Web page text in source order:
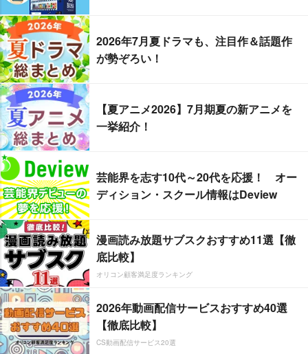
2026年7月夏ドラマも、注目作＆話題作
が勢ぞろい！
【夏アニメ2026】7月期夏の新アニメを
一挙紹介！
芸能界を志す10代～20代を応援！ オー
ディション・スクール情報はDeview
漫画読み放題サブスクおすすめ11選【徹
底比較】
オリコン顧客満足度ランキング
2026年動画配信サービスおすすめ40選
【徹底比較】
CS動画配信サービス20選